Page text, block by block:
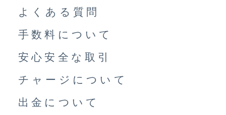
よくある質問
手数料について
安心安全な取引
チャージについて
出金について